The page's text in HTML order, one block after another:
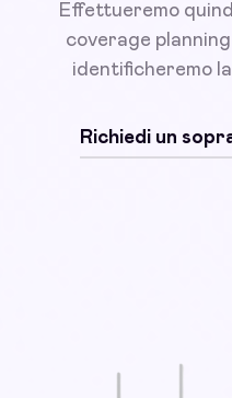
Effettueremo
coverage
identificheremo
Richiedi un